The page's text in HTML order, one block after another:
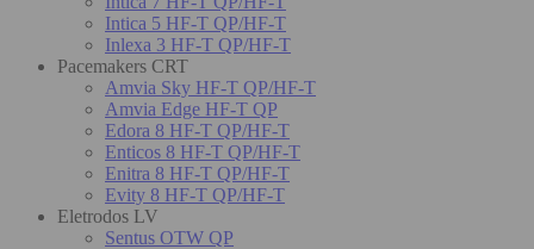
Intica 5 HF-T QP/HF-T
Inlexa 3 HF-T QP/HF-T
Pacemakers CRT
Amvia Sky HF-T QP/HF-T
Amvia Edge HF-T QP
Edora 8 HF-T QP/HF-T
Enticos 8 HF-T QP/HF-T
Enitra 8 HF-T QP/HF-T
Evity 8 HF-T QP/HF-T
Eletrodos LV
Sentus OTW QP